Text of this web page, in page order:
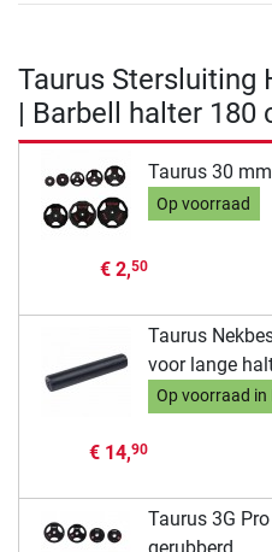
Taurus Stersluiting
| Barbell halter
Taurus 30
Op voorraad
€ 2,50
Taurus
voor lange
Op voorraad in
€ 14,90
Taurus 3G